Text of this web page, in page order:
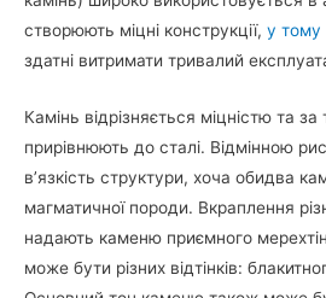
створюють міцні конструкції, у тому
здатні витримати тривалий
Камінь відрізняється міцністю та
прирівнюють до сталі. Відмінною
в’язкість структури, хоча обидва
магматичної породи. Вкраплення
надають каменю приємного
може бути різних відтінків: